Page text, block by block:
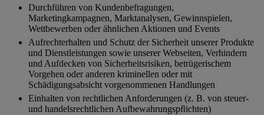
Durchführen von Kundenbefragungen,
Marketingkampagnen, Marktanalysen, Gewinnspielen,
Wettbewerben oder ähnlichen Aktionen und Events
Aufrechterhalten und Schutz der Sicherheit unserer Produkte
und Dienstleistungen sowie unserer Webseiten, Verhindern
und Aufdecken von Sicherheitsrisiken, betrügerischem
Vorgehen oder anderen kriminellen oder mit
Schädigungsabsicht vorgenommenen Handlungen
Einhalten von rechtlichen Anforderungen (z. B. von steuer-
und handelsrechtlichen Aufbewahrungspﬂichten)